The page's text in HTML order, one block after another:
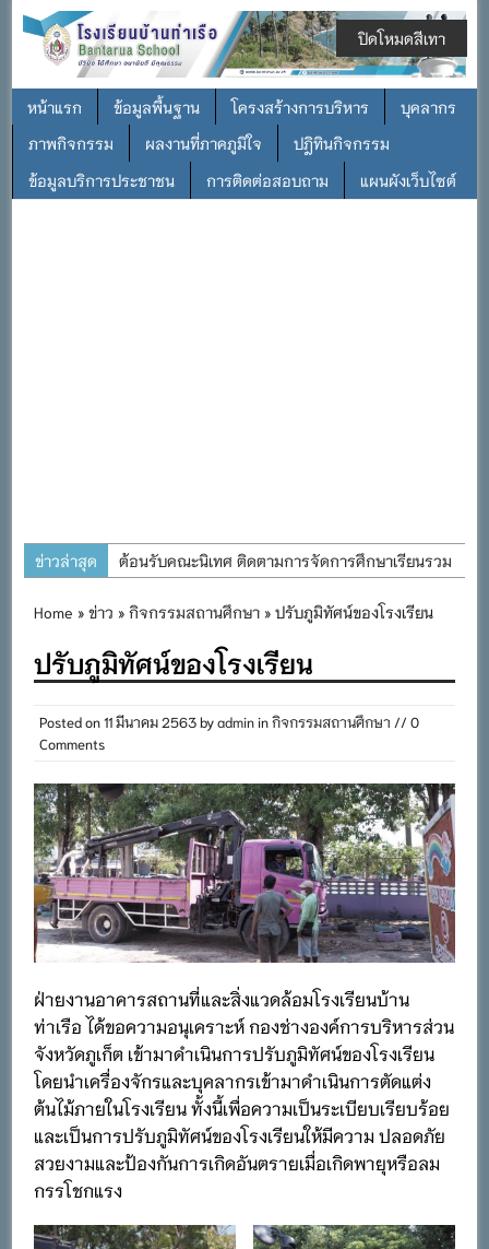
หน้าแรก ข้อมูลพื้นฐาน โครงสร้างการบริหาร
บุคลากร
ภาพกิจกรรม
ผลงานที่ภาคภูมิใจ
ปฎิทินกิจกรรม
ข้อมูลบริการประชาชน
การติดต่อสอบถาม แผนผังเว็บไซต์
ข่าวล่าสุด
ต้อนรับคณะนิเทศ ติดตามการจัดการศึกษาเรียนรวม
การอบรมการจัดทำแผนพัฒนาการจัดการศึกษาและ
แผนปฏิบัติการประจำปีของโรงเรียนในสังกัด
สำนักงานเขตพื้นที่การศึกษาประถมศึกษาภูเก็ต
พิธีถวายเครื่องราชสักการะ วางพานพุ่ม และจุด
พระชนมพรรษา พระบาทสมเด็จพระเจ้าอยู่หัว ๒๘
กรกฎาคม ๒๕๖๙
กิจกรรมถวายเทียนพรรษา สืบสานพระพุทธศาสนา
เนื่องในวันอาสาฬหบูชาและวันเข้าพรรษา
กิจกรรม SAFETY FOR KIDS เสริมสร้างวินัยและ
ความปลอดภัยในการใช้รถใช้ถนน
Home »ข่าว »กิจกรรมสถานศึกษา » ปรับภูมิทัศน์ของโรงเรียน
ปรับภูมิทัศน์ของโรงเรียน
Posted on11 มีนาคม 2563byadmininกิจกรรมสถานศึกษา // 0
Comments
ฝ่ายงานอาคารสถานที่และสิ่งแวดล้อมโรงเรียนบ้าน
ท่าเรือ ได้ขอความอนุเคราะห์ กองช่างองค์การบริหารส่วน
จังหวัดภูเก็ต เข้ามาดำเนินการปรับภูมิทัศน์ของโรงเรียน
โดยนำเครื่องจักรและบุคลากรเข้ามาดำเนินการตัดแต่ง
ต้นไม้ภายในโรงเรียน ทั้งนี้เพื่อความเป็นระเบียบเรียบร้อย
และเป็นการปรับภูมิทัศน์ของโรงเรียนให้มีความ ปลอดภัย
สวยงามและป้องกันการเกิดอันตรายเมื่อเกิดพายุหรือลม
กรรโชกแรง
ปิดโหมดสีเทา